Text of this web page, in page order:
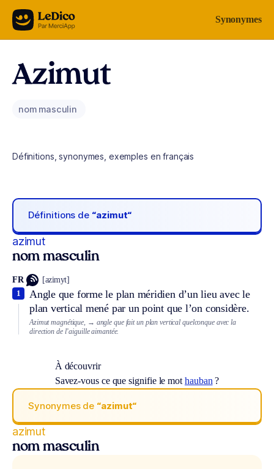
Aller au contenu Synonymes
Azimut
nom masculin
Définitions, synonymes, exemples en français
Définitions de “azimut“
azimut
nom masculin
FR [azimyt]
Angle que forme le plan méridien d’un lieu avec le
plan vertical mené par un point que l’on considère.
1
Azimut magnétique, → angle que fait un plan vertical quelconque avec la
direction de l’aiguille aimantée.
À découvrir
Savez-vous ce que signifie le mot hauban ?
Synonymes de “azimut“
azimut
nom masculin